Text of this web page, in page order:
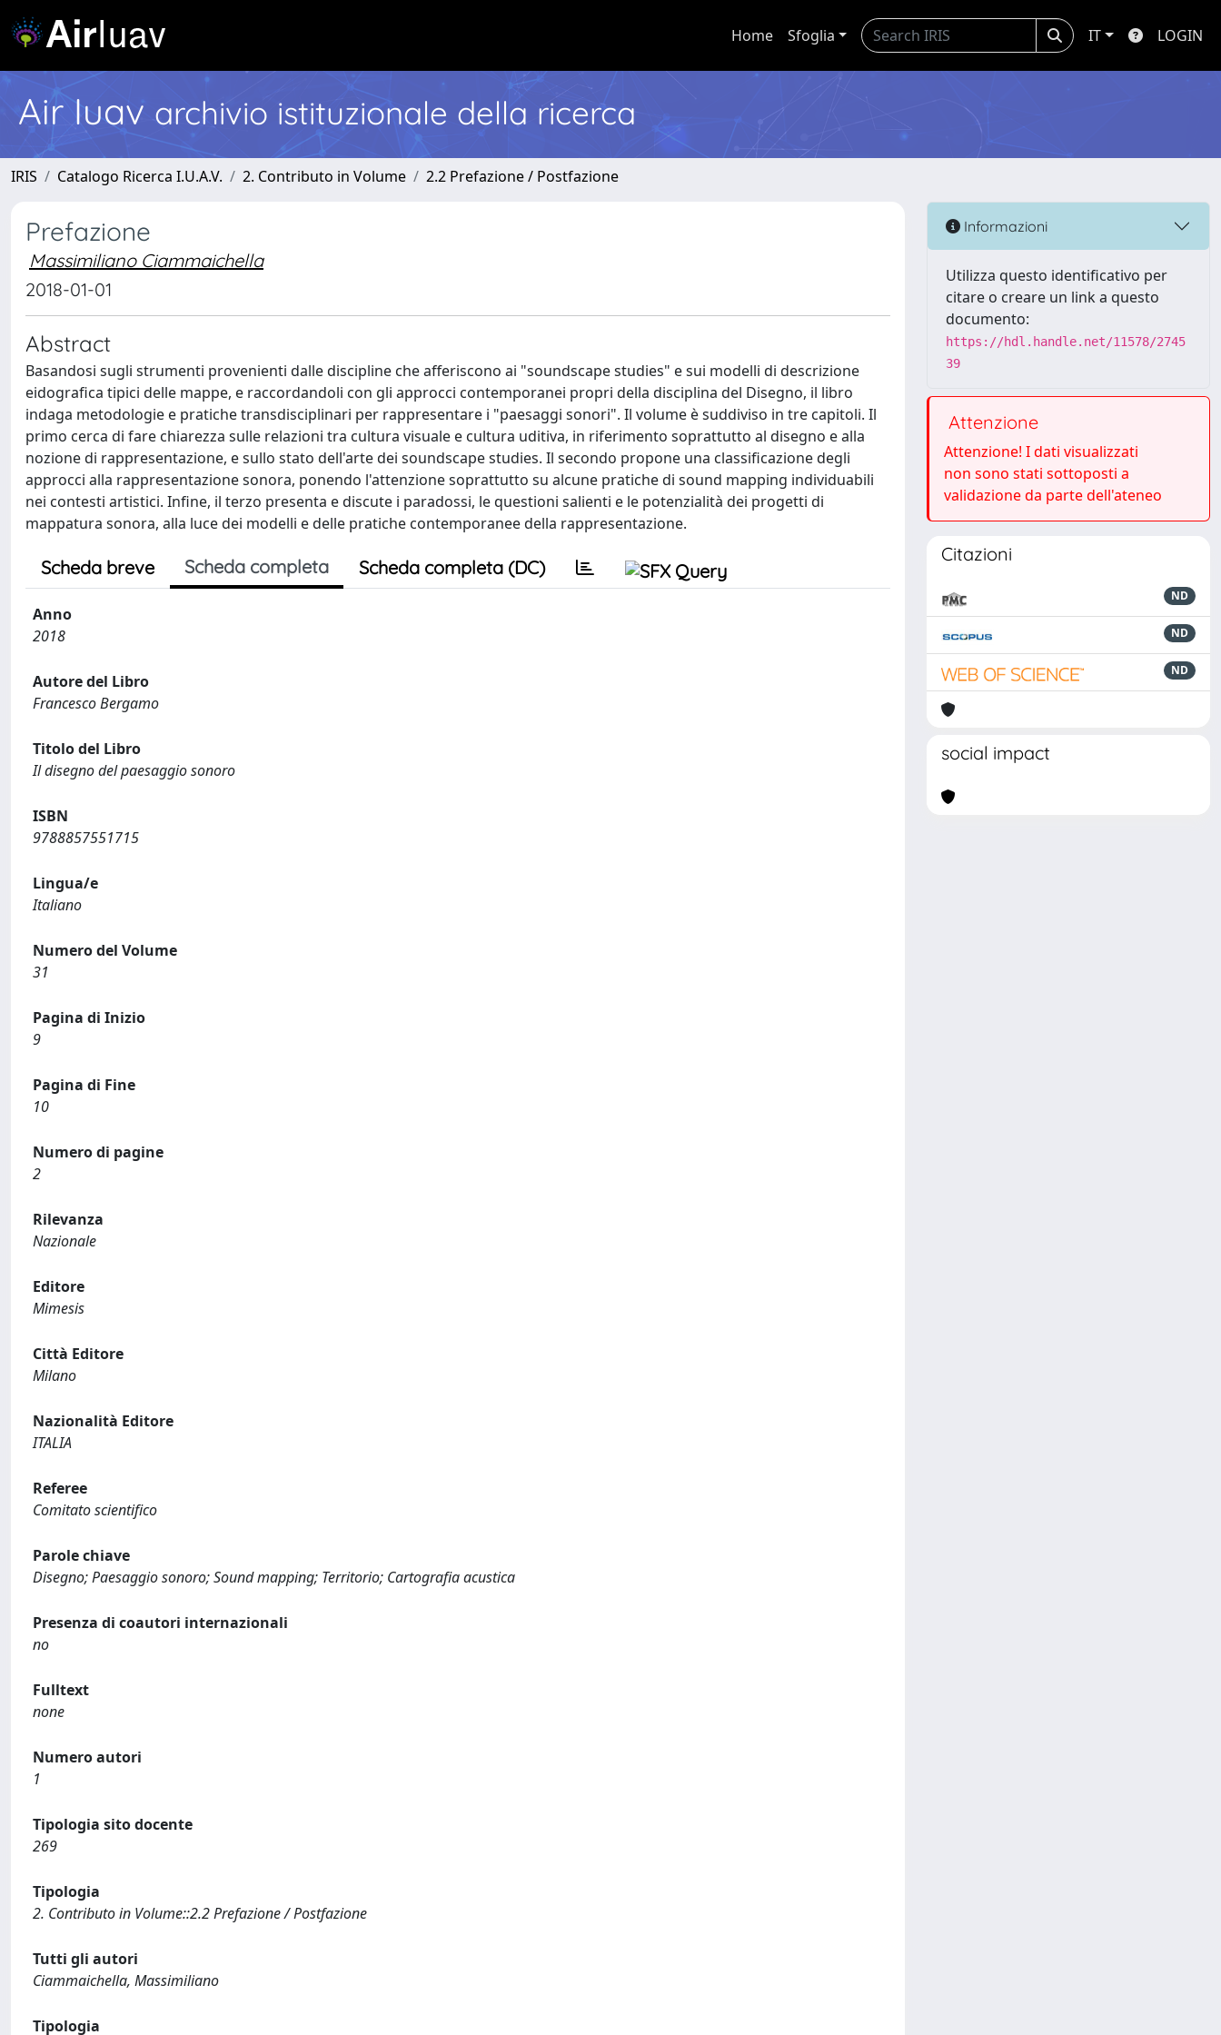
Home Sfoglia IT LOGIN
Air Iuav archivio istituzionale della ricerca
IRIS Catalogo Ricerca I.U.A.V. 2. Contributo in Volume 2.2 Prefazione / Postfazione
Prefazione
Massimiliano Ciammaichella
2018-01-01
Abstract
Basandosi sugli strumenti provenienti dalle discipline che afferiscono ai "soundscape studies" e sui modelli di descrizione
eidografica tipici delle mappe, e raccordandoli con gli approcci contemporanei propri della disciplina del Disegno, il libro
indaga metodologie e pratiche transdisciplinari per rappresentare i "paesaggi sonori". Il volume è suddiviso in tre capitoli. Il
primo cerca di fare chiarezza sulle relazioni tra cultura visuale e cultura uditiva, in riferimento soprattutto al disegno e alla
nozione di rappresentazione, e sullo stato dell'arte dei soundscape studies. Il secondo propone una classificazione degli
approcci alla rappresentazione sonora, ponendo l'attenzione soprattutto su alcune pratiche di sound mapping individuabili
nei contesti artistici. Infine, il terzo presenta e discute i paradossi, le questioni salienti e le potenzialità dei progetti di
mappatura sonora, alla luce dei modelli e delle pratiche contemporanee della rappresentazione.
Scheda breve Scheda completa Scheda completa (DC)
Anno
2018
Autore del Libro
Francesco Bergamo
Titolo del Libro
Il disegno del paesaggio sonoro
ISBN
9788857551715
Lingua/e
Italiano
Numero del Volume
31
Pagina di Inizio
9
Pagina di Fine
10
Numero di pagine
2
Rilevanza
Nazionale
Editore
Mimesis
Città Editore
Milano
Nazionalità Editore
ITALIA
Referee
Comitato scientifico
Parole chiave
Disegno; Paesaggio sonoro; Sound mapping; Territorio; Cartografia acustica
Presenza di coautori internazionali
no
Fulltext
none
Numero autori
1
Tipologia sito docente
269
Tipologia
2. Contributo in Volume::2.2 Prefazione / Postfazione
Tutti gli autori
Ciammaichella, Massimiliano
Tipologia
Informazioni
Utilizza questo identificativo per
citare o creare un link a questo
documento:
https://hdl.handle.net/11578/2745
39
Attenzione
Attenzione! I dati visualizzati
non sono stati sottoposti a
validazione da parte dell'ateneo
Citazioni
ND
ND
ND
social impact